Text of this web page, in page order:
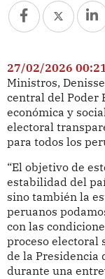
27/02/2026 00:21
Ministros,
central del Poder
económica y
electoral
para todos los
“El objetivo de
estabilidad del
sino también la
peruanos
con las
proceso electoral
de la Presidencia
durante una